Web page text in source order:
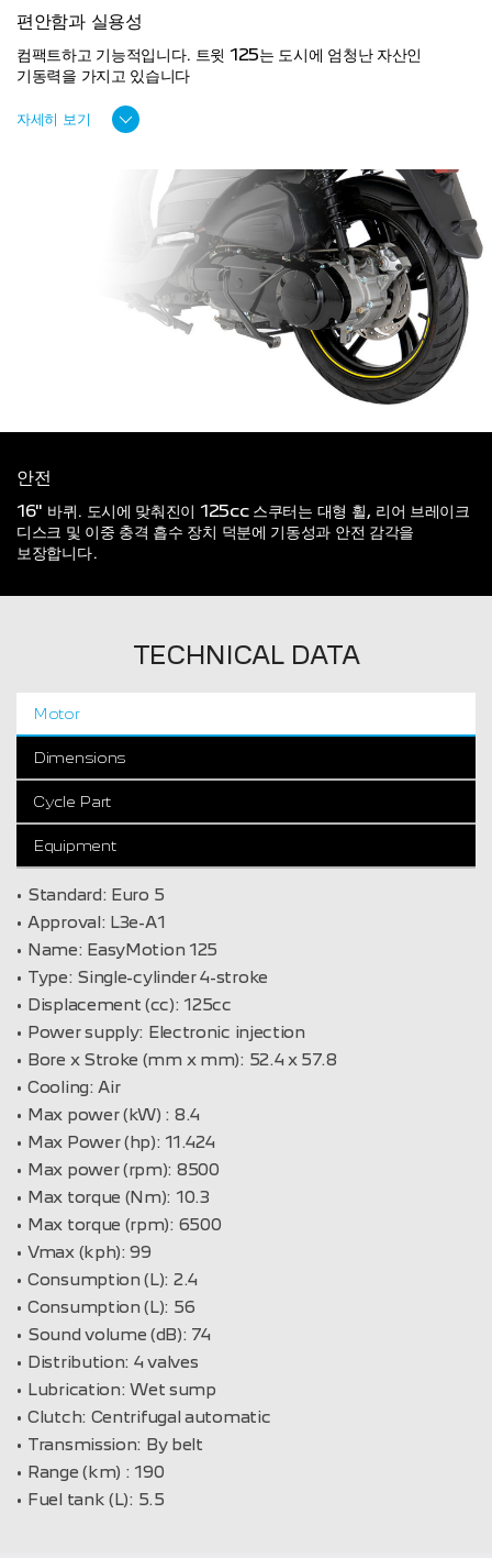
편안함과 실용성
컴팩트하고 기능적입니다. 트윗 125는 도시에 엄청난 자산인
기동력을 가지고 있습니다
자세히 보기
안전
16" 바퀴. 도시에 맞춰진이 125cc 스쿠터는 대형 휠, 리어 브레이크
디스크 및 이중 충격 흡수 장치 덕분에 기동성과 안전 감각을
보장합니다.
TECHNICAL DATA
Motor
Dimensions
Cycle Part
Equipment
Standard: Euro 5
Approval: L3e-A1
Name: EasyMotion 125
Type: Single-cylinder 4-stroke
Displacement (cc): 125cc
Power supply: Electronic injection
Bore x Stroke (mm x mm): 52.4 x 57.8
Cooling: Air
Max power (kW) : 8.4
Max Power (hp): 11.424
Max power (rpm): 8500
Max torque (Nm): 10.3
Max torque (rpm): 6500
Vmax (kph): 99
Consumption (L): 2.4
Consumption (L): 56
Sound volume (dB): 74
Distribution: 4 valves
Lubrication: Wet sump
Clutch: Centrifugal automatic
Transmission: By belt
Range (km) : 190
Fuel tank (L): 5.5